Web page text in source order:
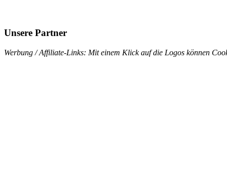
Unsere Partner
Werbung / Affiliate-Links: Mit einem Klick auf die Logos können